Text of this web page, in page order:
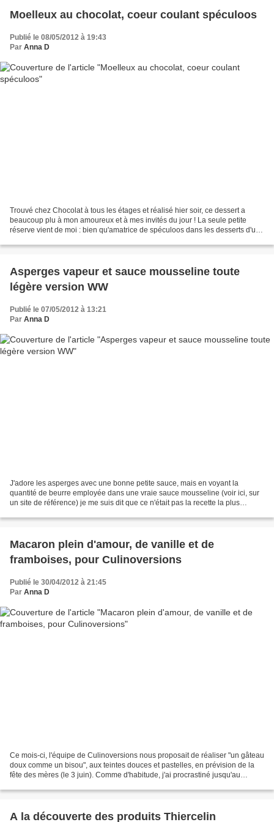
Moelleux au chocolat, coeur coulant spéculoos
Publié le 08/05/2012 à 19:43
Par Anna D
Trouvé chez Chocolat à tous les étages et réalisé hier soir, ce dessert a
beaucoup plu à mon amoureux et à mes invités du jour ! La seule petite
réserve vient de moi : bien qu'amatrice de spéculoos dans les desserts d'une
Asperges vapeur et sauce mousseline toute
légère version WW
Publié le 07/05/2012 à 13:21
Par Anna D
J'adore les asperges avec une bonne petite sauce, mais en voyant la
quantité de beurre employée dans une vraie sauce mousseline (voir ici, sur
un site de référence) je me suis dit que ce n'était pas la recette la plus
Macaron plein d'amour, de vanille et de
framboises, pour Culinoversions
Publié le 30/04/2012 à 21:45
Par Anna D
Ce mois-ci, l'équipe de Culinoversions nous proposait de réaliser "un gâteau
doux comme un bisou", aux teintes douces et pastelles, en prévision de la
fête des mères (le 3 juin). Comme d'habitude, j'ai procrastiné jusqu'au
A la découverte des produits Thiercelin